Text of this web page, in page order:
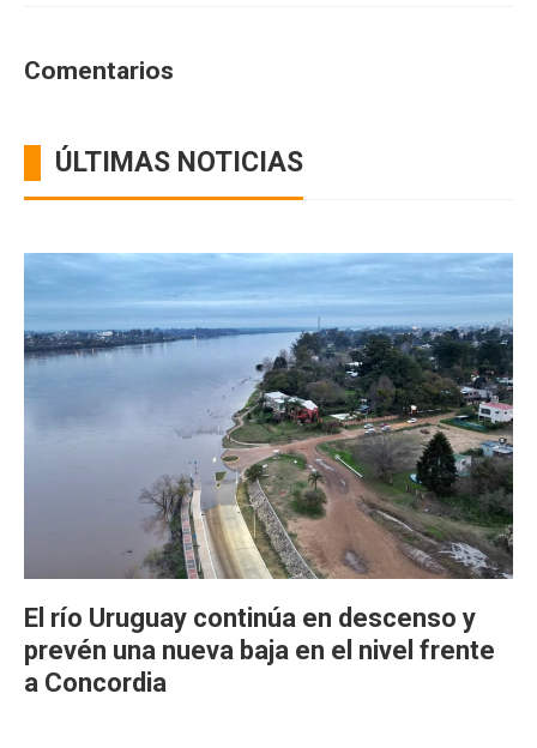
Comentarios
ÚLTIMAS NOTICIAS
El río Uruguay continúa en descenso y
prevén una nueva baja en el nivel frente
a Concordia